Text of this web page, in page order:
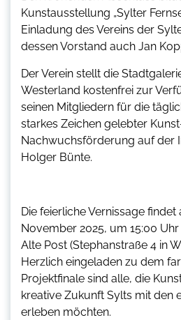
Kunstausstellung „Sylter
Einladung des Vereins der
dessen Vorstand auch Jan
Der Verein stellt die
Westerland kostenfrei zur
seinen Mitgliedern für die
starkes Zeichen gelebter
Nachwuchsförderung auf der
Holger Bünte.
Die feierliche Vernissage findet
November 2025, um 15:00
Alte Post (Stephanstraße 4 in
Herzlich eingeladen zu dem
Projektfinale sind alle, die
kreative Zukunft Sylts mit den
erleben möchten.